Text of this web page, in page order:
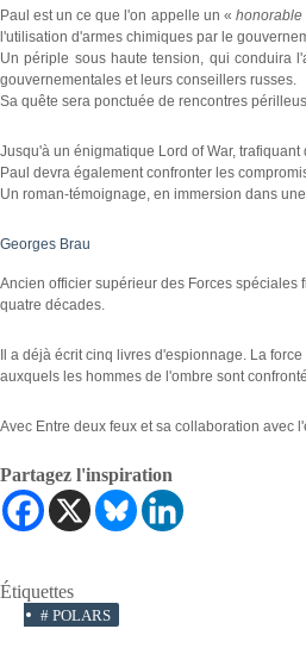
Paul est un ce que l'on appelle un « honorable
l'utilisation d'armes chimiques par le
Un périple sous haute tension, qui conduira
gouvernementales et leurs conseillers russes.
Sa quête sera ponctuée de rencontres
Jusqu'à un énigmatique Lord of War, trafiquant
Paul devra également confronter les
Un roman-témoignage, en immersion dans
Georges Brau
Ancien officier supérieur des Forces spéciales
quatre décades.
Il a déjà écrit cinq livres d'espionnage. La
auxquels les hommes de l'ombre sont
Avec Entre deux feux et sa collaboration avec
Partagez l'inspiration
Étiquettes
# POLARS